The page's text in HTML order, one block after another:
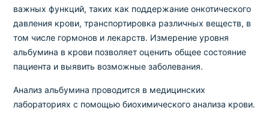
важных функций, таких как поддержание онкотического
давления крови, транспортировка различных веществ, в
том числе гормонов и лекарств. Измерение уровня
альбумина в крови позволяет оценить общее состояние
пациента и выявить возможные заболевания.
Анализ альбумина проводится в медицинских
лабораториях с помощью биохимического анализа крови.
Оформить заказ
Если вы не знаете, какие анализы вам
необходимы,запишитесь к врачуна
консультацию .
* Администрация клиники принимает все меры для